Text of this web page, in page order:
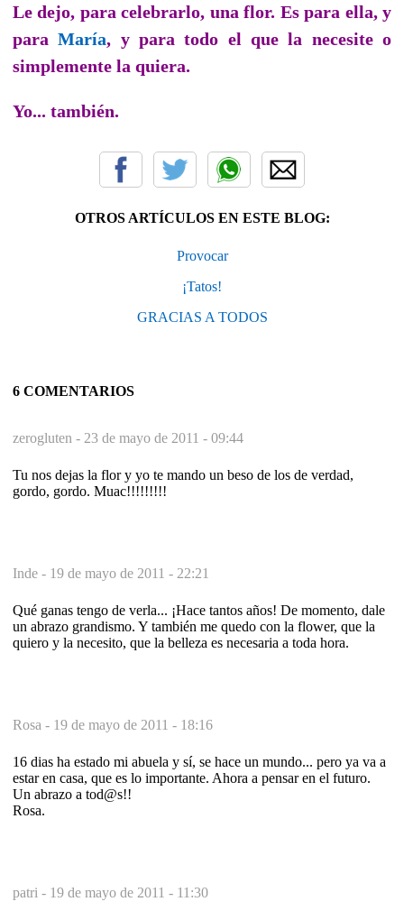
Le dejo, para celebrarlo, una flor. Es para ella, y
paraMaría, y para todo el que la necesite o
simplemente la quiera.
Yo... también.
OTROS ARTÍCULOS EN ESTE BLOG:
Provocar
¡Tatos!
GRACIAS A TODOS
6 COMENTARIOS
zerogluten - 23 de mayo de 2011 - 09:44
Tu nos dejas la flor y yo te mando un beso de los de verdad,
gordo, gordo. Muac!!!!!!!!!
Inde - 19 de mayo de 2011 - 22:21
Qué ganas tengo de verla... ¡Hace tantos años! De momento, dale
un abrazo grandismo. Y también me quedo con la flower, que la
quiero y la necesito, que la belleza es necesaria a toda hora.
Rosa - 19 de mayo de 2011 - 18:16
16 dias ha estado mi abuela y sí, se hace un mundo... pero ya va a
estar en casa, que es lo importante. Ahora a pensar en el futuro.
Un abrazo a tod@s!!
Rosa.
patri - 19 de mayo de 2011 - 11:30